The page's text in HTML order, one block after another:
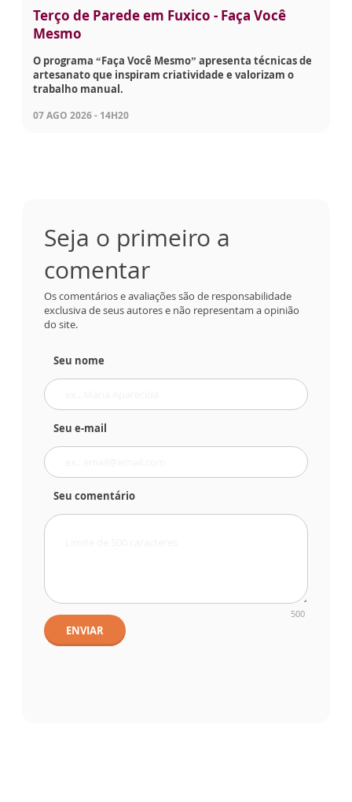
Terço de Parede em Fuxico - Faça Você
Mesmo
O programa “Faça Você Mesmo” apresenta técnicas de
artesanato que inspiram criatividade e valorizam o
trabalho manual.
07 AGO 2026 - 14H20
Seja o primeiro a
comentar
Os comentários e avaliações são de responsabilidade
exclusiva de seus autores e não representam a opinião
do site.
Seu nome
Seu e-mail
Seu comentário
500
ENVIAR